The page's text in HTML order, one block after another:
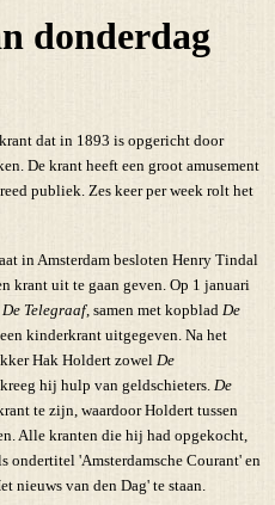
donderdag
dat in 1893 is opgericht door
De krant heeft een groot amusement
publiek. Zes keer per week rolt het
in Amsterdam besloten Henry Tindal
krant uit te gaan geven. Op 1 januari
De Telegraaf, samen met kopblad De
kinderkrant uitgegeven. Na het
Hak Holdert zowel De
hij hulp van geldschieters. De
te zijn, waardoor Holdert tussen
Alle kranten die hij had opgekocht,
ondertitel 'Amsterdamsche Courant' en
nieuws van den Dag' te staan.